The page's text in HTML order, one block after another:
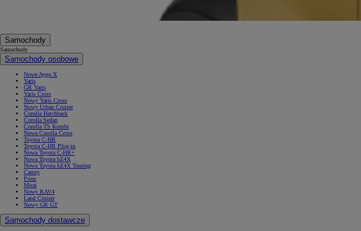
Samochody
Samochody
Samochody osobowe
Nowe Aygo X
Yaris
GR Yaris
Yaris Cross
Nowy Yaris Cross
Nowy Urban Cruiser
Corolla Hatchback
Corolla Sedan
Corolla TS Kombi
Nowa Corolla Cross
Toyota C-HR
Toyota C-HR Plug-in
Nowa Toyota C-HR+
Nowa Toyota bZ4X
Nowa Toyota bZ4X Touring
Camry
Prius
Mirai
Nowy RAV4
Land Cruiser
Nowy GR GT
Samochody dostawcze